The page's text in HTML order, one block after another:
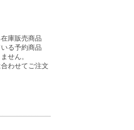
庫販売商品
る予約商品
せん。
わせてご注文